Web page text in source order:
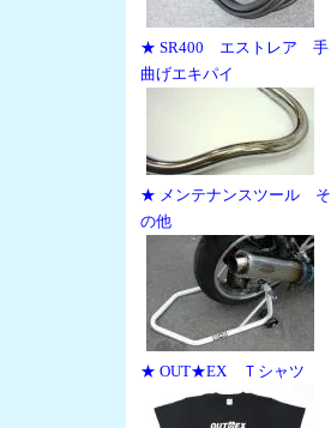
★ SR400 エストレア 手
曲げエキパイ
★ メンテナンスツール そ
の他
★ OUT★EX Ｔシャツ